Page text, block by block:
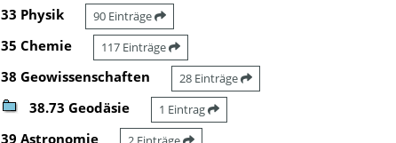
33 Physik 90 Einträge
35 Chemie 117 Einträge
38 Geowissenschaften 28 Einträge
38.73 Geodäsie 1 Eintrag
39 Astronomie